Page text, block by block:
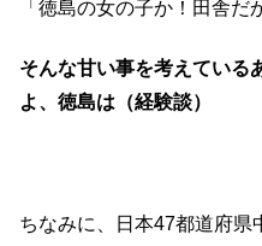
「徳島の女の子か！田舎だ
そんな甘い事を考えている
よ、徳島は（経験談）
ちなみに、日本47都道府県